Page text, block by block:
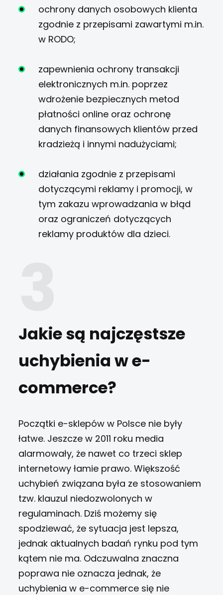
ochrony danych osobowych klienta
zgodnie z przepisami zawartymi m.in.
w RODO;
zapewnienia ochrony transakcji
elektronicznych m.in. poprzez
wdrożenie bezpiecznych metod
płatności online oraz ochronę
danych finansowych klientów przed
kradzieżą i innymi nadużyciami;
działania zgodnie z przepisami
dotyczącymi reklamy i promocji, w
tym zakazu wprowadzania w błąd
oraz ograniczeń dotyczących
reklamy produktów dla dzieci.
Jakie są najczęstsze
uchybienia w e-
commerce?
Początki e-sklepów w Polsce nie były
łatwe. Jeszcze w 2011 roku media
alarmowały, że nawet co trzeci sklep
internetowy łamie prawo. Większość
uchybień związana była ze stosowaniem
tzw. klauzul niedozwolonych w
regulaminach. Dziś możemy się
spodziewać, że sytuacja jest lepsza,
jednak aktualnych badań rynku pod tym
kątem nie ma. Odczuwalna znaczna
poprawa nie oznacza jednak, że
uchybienia w e-commerce się nie